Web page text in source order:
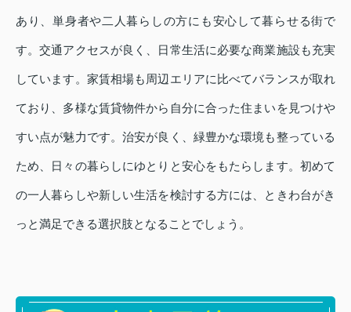
あり、単身者や二人暮らしの方にも安心して暮らせる街で
す。交通アクセスが良く、日常生活に必要な商業施設も充実
しています。家賃相場も周辺エリアに比べてバランスが取れ
ており、多様な賃貸物件から自分に合った住まいを見つけや
すい点が魅力です。治安が良く、緑豊かな環境も整っている
ため、日々の暮らしにゆとりと安心をもたらします。初めて
の一人暮らしや新しい生活を検討する方には、ときわ台がき
っと満足できる選択肢となることでしょう。